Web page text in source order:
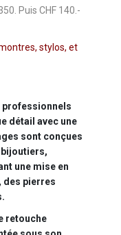
Puis CHF 140.-
stylos, et
professionnels
détail avec une
sont conçues
bijoutiers,
une mise en
des pierres
retouche